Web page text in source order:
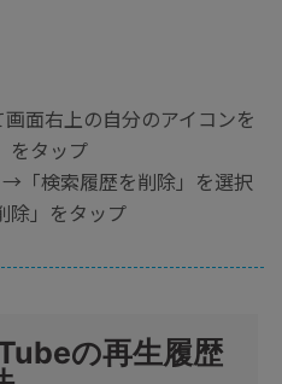
面右上の自分のアイコンを
をタップ
検索履歴を削除」を選択
除」をタップ
の再生履歴